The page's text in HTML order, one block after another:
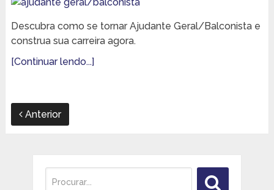
Descubra como se tornar Ajudante Geral/Balconista e
construa sua carreira agora.
[Continuar lendo...]
Anterior